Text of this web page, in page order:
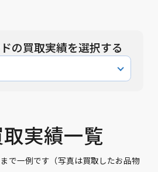
の買取実績を選択する
実績一覧
で一例です（写真は買取したお品物